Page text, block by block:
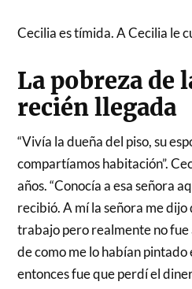
Cecilia es tímida. A Cecilia le
La pobreza de
recién llegada
“Vivía la dueña del piso, su
compartíamos habitación”.
años. “Conocía a esa señora
recibió. A mí la señora me dijo
trabajo pero realmente no
de como me lo habían pintado
entonces fue que perdí el